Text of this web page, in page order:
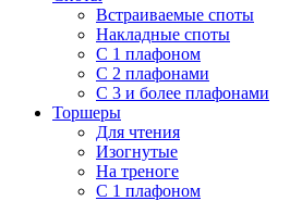
Встраиваемые споты
Накладные споты
С 1 плафоном
С 2 плафонами
С 3 и более плафонами
Торшеры
Для чтения
Изогнутые
На треноге
С 1 плафоном